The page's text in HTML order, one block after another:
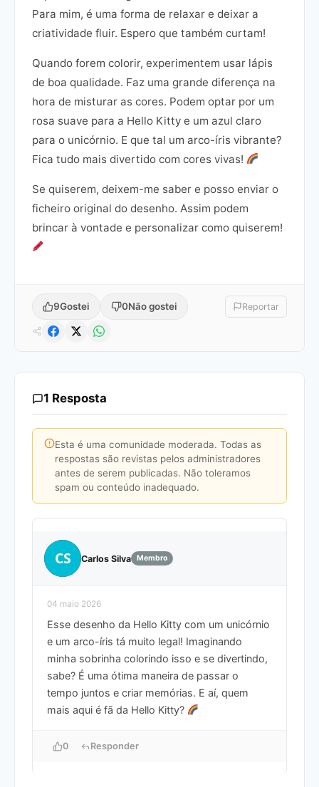
Para mim, é uma forma de relaxar e deixar a
criatividade fluir. Espero que também curtam!
Quando forem colorir, experimentem usar lápis
de boa qualidade. Faz uma grande diferença na
hora de misturar as cores. Podem optar por um
rosa suave para a Hello Kitty e um azul claro
para o unicórnio. E que tal um arco-íris vibrante?
Fica tudo mais divertido com cores vivas!
Se quiserem, deixem-me saber e posso enviar o
ficheiro original do desenho. Assim podem
brincar à vontade e personalizar como quiserem!
9Gostei 0Não gostei Reportar
1 Resposta
Esta é uma comunidade moderada. Todas as
respostas são revistas pelos administradores
antes de serem publicadas. Não toleramos
spam ou conteúdo inadequado.
CS Carlos Silva Membro
04 maio 2026
Esse desenho da Hello Kitty com um unicórnio
e um arco-íris tá muito legal! Imaginando
minha sobrinha colorindo isso e se divertindo,
sabe? É uma ótima maneira de passar o
tempo juntos e criar memórias. E aí, quem
mais aqui é fã da Hello Kitty?
0 Responder